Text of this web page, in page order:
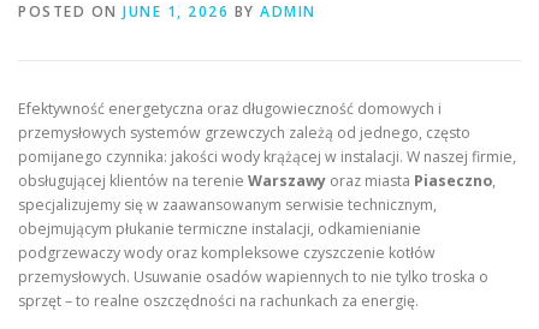
KONTAKT
POSTED ON JUNE 1, 2026 BY ADMIN
Efektywność energetyczna oraz długowieczność domowych i
przemysłowych systemów grzewczych zależą od jednego, często
pomijanego czynnika: jakości wody krążącej w instalacji. W naszej firmie,
obsługującej klientów na terenie Warszawy oraz miasta Piaseczno,
specjalizujemy się w zaawansowanym serwisie technicznym,
obejmującym płukanie termiczne instalacji, odkamienianie
podgrzewaczy wody oraz kompleksowe czyszczenie kotłów
przemysłowych. Usuwanie osadów wapiennych to nie tylko troska o
sprzęt – to realne oszczędności na rachunkach za energię.